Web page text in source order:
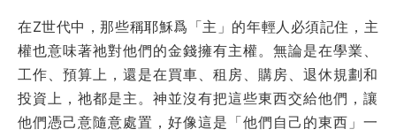
在Z世代中，那些稱耶穌爲「主」的年輕人必須記住，主
權也意味著祂對他們的金錢擁有主權。無論是在學業、
工作、預算上，還是在買車、租房、購房、退休規劃和
投資上，祂都是主。神並沒有把這些東西交給他們，讓
他們憑己意隨意處置，好像這是「他們自己的東西」一